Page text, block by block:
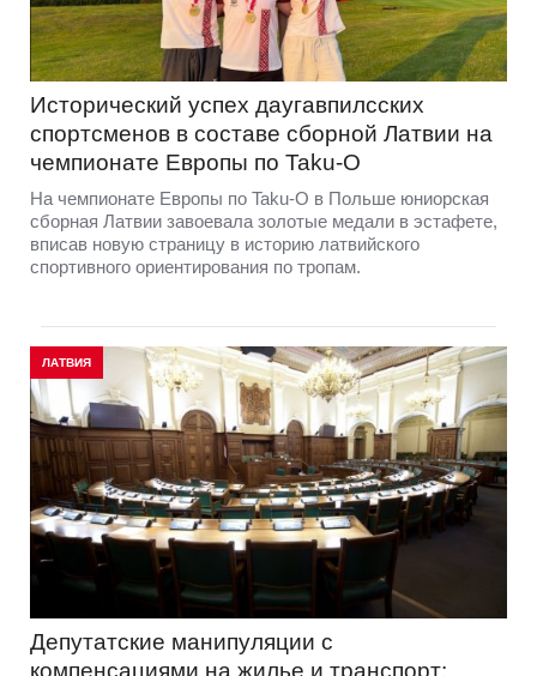
Исторический успех даугавпилсских
спортсменов в составе сборной Латвии на
чемпионате Европы по Taku-O
На чемпионате Европы по Taku-O в Польше юниорская
сборная Латвии завоевала золотые медали в эстафете,
вписав новую страницу в историю латвийского
спортивного ориентирования по тропам.
ЛАТВИЯ
Депутатские манипуляции с
компенсациями на жилье и транспорт: